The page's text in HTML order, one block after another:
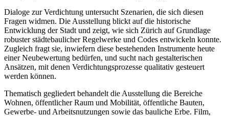
Dialoge zur Verdichtung untersucht Szenarien, die sich diesen
Fragen widmen. Die Ausstellung blickt auf die historische
Entwicklung der Stadt und zeigt, wie sich Zürich auf Grundlage
robuster städtebaulicher Regelwerke und Codes entwickeln konnte.
Zugleich fragt sie, inwiefern diese bestehenden Instrumente heute
einer Neubewertung bedürfen, und sucht nach gestalterischen
Ansätzen, mit denen Verdichtungsprozesse qualitativ gesteuert
werden können.
Thematisch gegliedert behandelt die Ausstellung die Bereiche
Wohnen, öffentlicher Raum und Mobilität, öffentliche Bauten,
Gewerbe- und Arbeitsnutzungen sowie das bauliche Erbe. Film,